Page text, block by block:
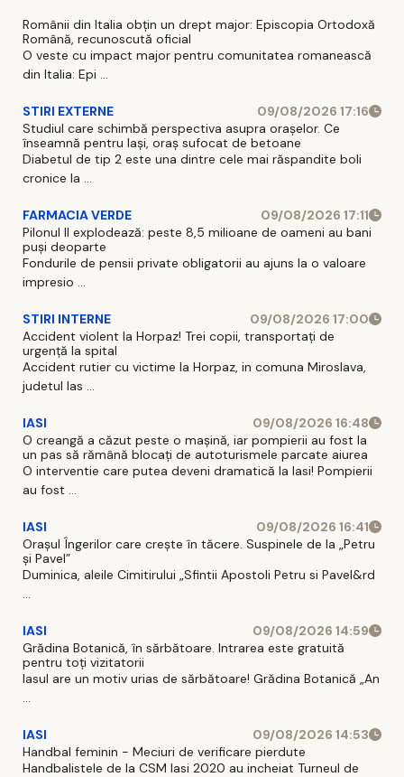
Românii din Italia obțin un drept major: Episcopia Ortodoxă
Română, recunoscută oficial
O veste cu impact major pentru comunitatea romanească
din Italia: Epi ...
STIRI EXTERNE
09/08/2026 17:16
Studiul care schimbă perspectiva asupra orașelor. Ce
înseamnă pentru Iași, oraș sufocat de betoane
Diabetul de tip 2 este una dintre cele mai răspandite boli
cronice la ...
FARMACIA VERDE
09/08/2026 17:11
Pilonul II explodează: peste 8,5 milioane de oameni au bani
puși deoparte
Fondurile de pensii private obligatorii au ajuns la o valoare
impresio ...
STIRI INTERNE
09/08/2026 17:00
Accident violent la Horpaz! Trei copii, transportați de
urgență la spital
Accident rutier cu victime la Horpaz, in comuna Miroslava,
judetul Ias ...
IASI
09/08/2026 16:48
O creangă a căzut peste o mașină, iar pompierii au fost la
un pas să rămână blocați de autoturismele parcate aiurea
O interventie care putea deveni dramatică la Iasi! Pompierii
au fost ...
IASI
09/08/2026 16:41
Orașul Îngerilor care crește în tăcere. Suspinele de la „Petru
și Pavel”
Duminica, aleile Cimitirului „Sfintii Apostoli Petru si Pavel&rd
...
IASI
09/08/2026 14:59
Grădina Botanică, în sărbătoare. Intrarea este gratuită
pentru toți vizitatorii
Iasul are un motiv urias de sărbătoare! Grădina Botanică „An
...
IASI
09/08/2026 14:53
Handbal feminin - Meciuri de verificare pierdute
Handbalistele de la CSM Iasi 2020 au incheiat Turneul de